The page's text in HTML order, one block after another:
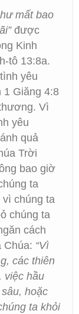
mất bao
được
Kinh
tô 13:8a.
yêu
1 Giăng 4:8
Vì
yêu
quả
Trời
bao giờ
ta
vì chúng ta
chúng ta
cách
Chúa: “Vì
các thiên
việc hầu
hoặc
ta khỏi